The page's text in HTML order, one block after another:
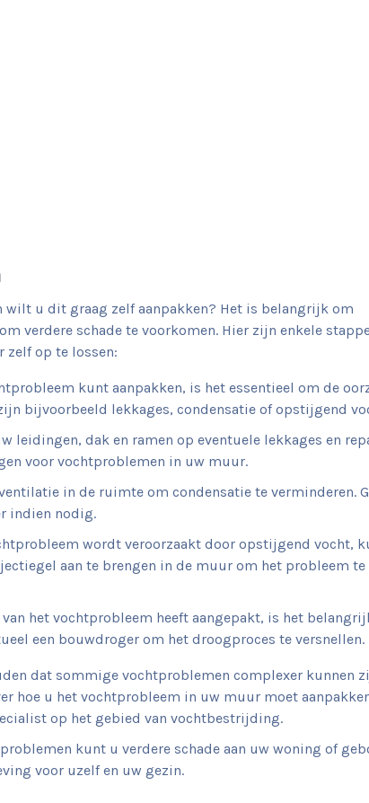
u dit graag zelf aanpakken? Het is belangrijk om
verdere schade te voorkomen. Hier zijn enkele
op te lossen:
kunt aanpakken, is het essentieel om de
bijvoorbeeld lekkages, condensatie of opstijgend
leidingen, dak en ramen op eventuele lekkages en
voor vochtproblemen in uw muur.
in de ruimte om condensatie te verminderen.
indien nodig.
wordt veroorzaakt door opstijgend vocht,
aan te brengen in de muur om het probleem te
het vochtprobleem heeft aangepakt, is het
een bouwdroger om het droogproces te versnellen.
dat sommige vochtproblemen complexer kunnen
hoe u het vochtprobleem in uw muur moet
op het gebied van vochtbestrijding.
kunt u verdere schade aan uw woning of
voor uzelf en uw gezin.